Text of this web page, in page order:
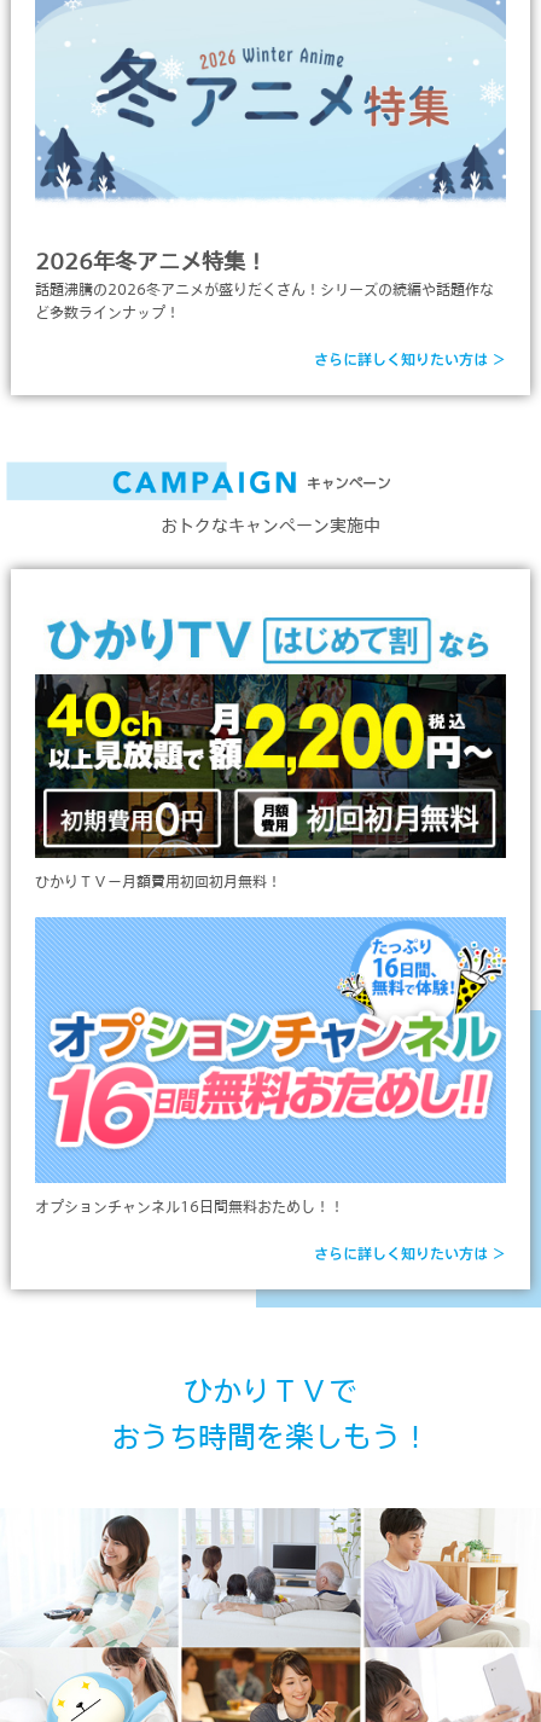
2026年冬アニメ特集！
話題沸騰の2026冬アニメが盛りだくさん！シリーズの続編や話題作な
ど多数ラインナップ！
さらに詳しく知りたい方は ＞
おトクなキャンペーン実施中
ひかりＴＶ－月額費用初回初月無料！
オプションチャンネル16日間無料おためし！！
さらに詳しく知りたい方は ＞
ひかりＴＶで
おうち時間を楽しもう！